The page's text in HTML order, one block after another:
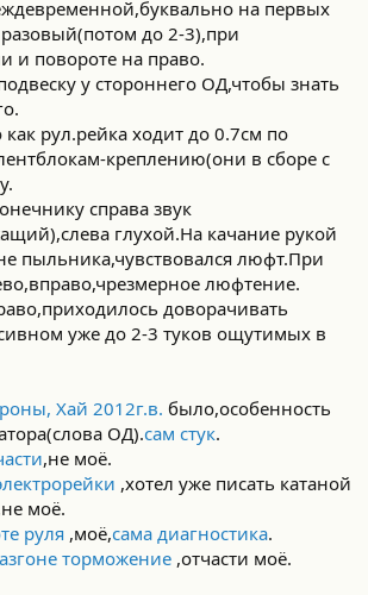
на первых
разовый(потом до 2-3),при
и повороте на право.
у стороннего ОД,чтобы знать
рул.рейка ходит до 0.7см по
креплению(они в сборе с
справа звук
глухой.На качание рукой
пыльника,чувствовался люфт.При
люфтение.
доворачивать
уже до 2-3 туков ощутимых в
Хай 2012г.в. было,особенность
ОД).сам стук.
,не моё.
,хотел уже писать катаной
моё.
руля ,моё,сама диагностика.
торможение ,отчасти моё.